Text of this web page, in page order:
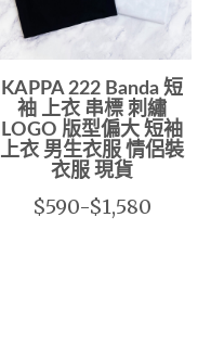
KAPPA 222 Banda 短
袖 上衣 串標 刺繡
LOGO 版型偏大 短袖
上衣 男生衣服 情侶裝
衣服 現貨
$590-$1,580